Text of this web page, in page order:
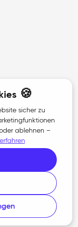
🍪
sicher zu
ablehnen –